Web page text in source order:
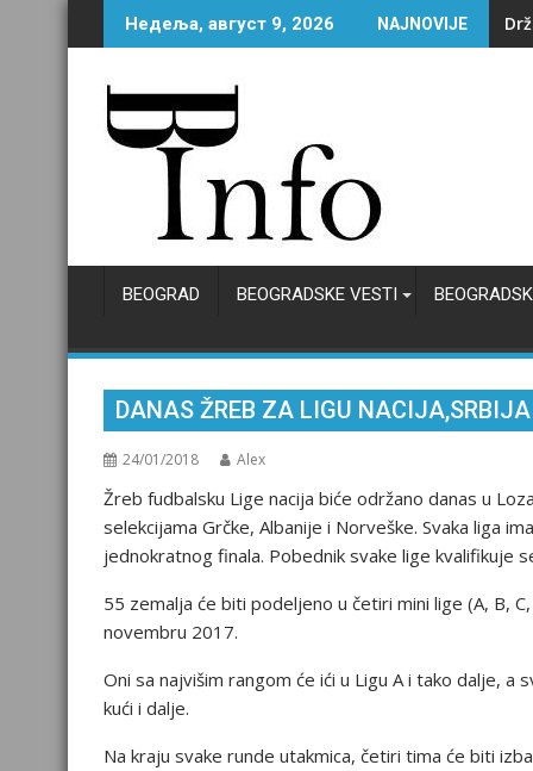
to
Недеља, август 9, 2026 NAJNOVIJE
BEOGRAD BEOGRADSKE VESTI
DANAS ŽREB ZA LIGU NACIJA,SRBIJA
24/01/2018 Alex
Žreb fudbalsku Lige nacija biće održano danas u
selekcijama Grčke, Albanije i Norveške. Svaka liga
jednokratnog finala. Pobednik svake lige kvalifikuje
55 zemalja će biti podeljeno u četiri mini lige (A, B,
novembru 2017.
Oni sa najvišim rangom će ići u Ligu A i tako dalje,
kući i dalje.
Na kraju svake runde utakmica, četiri tima će biti